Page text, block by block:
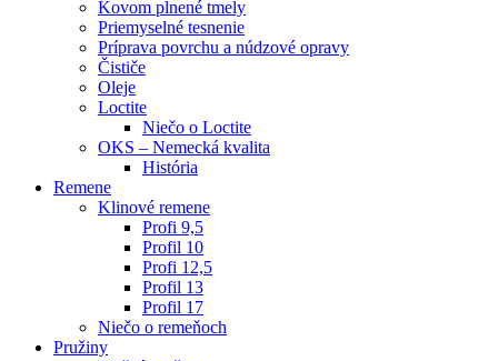
Kovom plnené tmely
Priemyselné tesnenie
Príprava povrchu a núdzové opravy
Čističe
Oleje
Loctite
Niečo o Loctite
OKS – Nemecká kvalita
História
Remene
Klinové remene
Profi 9,5
Profil 10
Profi 12,5
Profil 13
Profil 17
Niečo o remeňoch
Pružiny